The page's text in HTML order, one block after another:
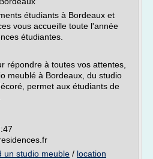
étudiants à Bordeaux et
vous accueille toute l'année
étudiantes.
répondre à toutes vos attentes,
meublé à Bordeaux, du studio
permet aux étudiants de
un studio meuble / location